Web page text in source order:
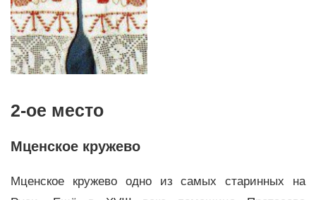
2-ое место
Мценское кружево
Мценское кружево одно из самых старинных на